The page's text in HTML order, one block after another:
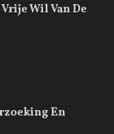
Wil Van De
En